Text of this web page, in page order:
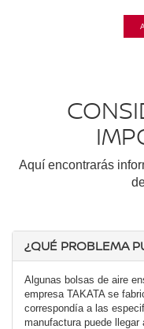
Aquí encontrarás
¿QUÉ PROBLEMA
Algunas bolsas de aire
empresa TAKATA se
correspondía a las
manufactura puede llegar